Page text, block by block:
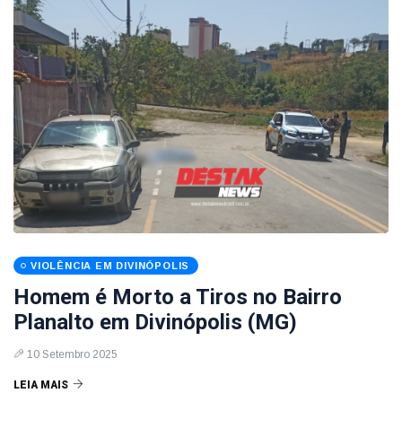
VIOLÊNCIA EM DIVINÓPOLIS
Homem é Morto a Tiros no Bairro
Planalto em Divinópolis (MG)
10 Setembro 2025
LEIA MAIS